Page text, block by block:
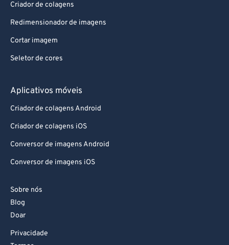
Criador de colagens
Redimensionador de imagens
Cortar imagem
Seletor de cores
Aplicativos móveis
Criador de colagens Android
Criador de colagens iOS
Conversor de imagens Android
Conversor de imagens iOS
Sobre nós
Blog
Doar
Privacidade